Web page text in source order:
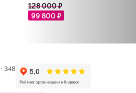
128 000 ₽
99 800 ₽
348